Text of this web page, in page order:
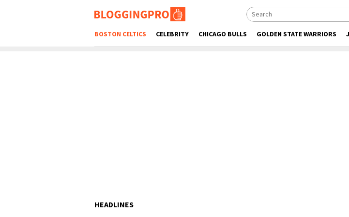
BOSTON CELTICS CELEBRITY CHICAGO BULLS GOLDEN STATE WARRIORS
HEADLINES